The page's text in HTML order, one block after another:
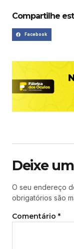
Compartilhe
Facebook
Deixe
O seu endereço
obrigatórios são
Comentário *